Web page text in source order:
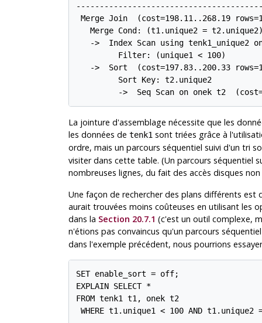
Merge Join  (cost=198.11..268.19
Merge Cond: (t1.unique2 =
->  Index Scan using tenk1_unique2
         Filter: (unique1 < 100)
->  Sort  (cost=197.83..200.33
         Sort Key: t2.unique2
->  Seq Scan on onek t2
La jointure d'assemblage nécessite que les
les données de tenk1 sont triées grâce à
ordre, mais un parcours séquentiel suivi d'un tri
visiter dans cette table. (Un parcours séquentiel
nombreuses lignes, du fait des accès disques
Une façon de rechercher des plans différents
aurait trouvées moins coûteuses en utilisant les
dans la Section 20.7.1 (c'est un outil complexe,
n'étions pas convaincus qu'un parcours
dans l'exemple précédent, nous pourrions essayer
SET enable_sort = off;
EXPLAIN SELECT *
FROM tenk1 t1, onek t2
WHERE t1.unique1 < 100 AND